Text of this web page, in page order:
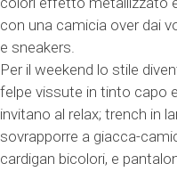
con una camicia over dai
e sneakers.
Per il weekend lo stile
felpe vissute in tinto capo
invitano al relax; trench in
sovrapporre a giacca-
cardigan bicolori, e